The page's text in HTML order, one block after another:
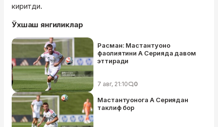
киритди.
Ўхшаш янгиликлар
Расман: Мастантуоно
фаолиятини А Серияда давом
эттиради
7 авг, 21:10 0
Мастантуонога А Сериядан
таклиф бор